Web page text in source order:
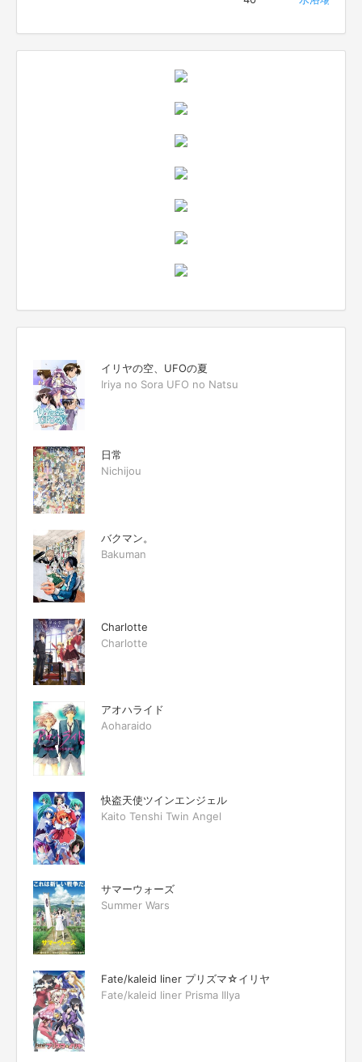
イリヤの空、UFOの夏
Iriya no Sora UFO no Natsu
日常
Nichijou
バクマン。
Bakuman
Charlotte
Charlotte
アオハライド
Aoharaido
快盗天使ツインエンジェル
Kaito Tenshi Twin Angel
サマーウォーズ
Summer Wars
Fate/kaleid liner プリズマ☆イリヤ
Fate/kaleid liner Prisma Illya